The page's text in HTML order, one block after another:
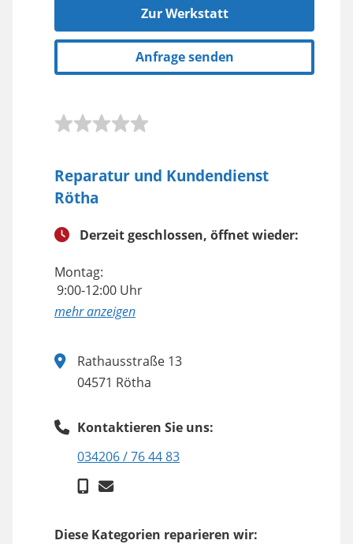
Zur Werkstatt
Anfrage senden
Reparatur und Kundendienst
Rötha
Derzeit geschlossen, öffnet wieder:
Montag:
9:00-12:00 Uhr
anzeigen
Rathausstraße 13
04571 Rötha
Kontaktieren Sie uns:
034206 / 76 44 83
Diese Kategorien reparieren wir: